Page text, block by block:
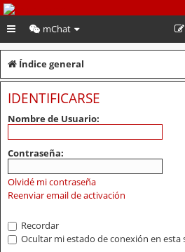
PeruVoley.com
mChat
Índice general
IDENTIFICARSE
Nombre de Usuario:
Contraseña:
Olvidé mi contraseña
Reenviar email de activación
Recordar
Ocultar mi estado de conexión en esta